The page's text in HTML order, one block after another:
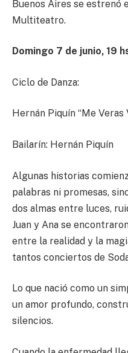
Buenos Aires se estrenó
Multiteatro.
Domingo 7 de junio, 19
Ciclo de Danza:
Hernán Piquín “Me Veras
Bailarín: Hernán Piquín
Algunas historias
palabras ni promesas,
dos almas entre luces,
Juan y Ana se
entre la realidad y la
tantos conciertos de
Lo que nació como un
un amor profundo,
silencios.